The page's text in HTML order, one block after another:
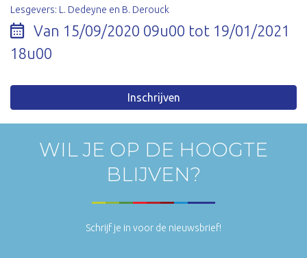
Lesgevers: L. Dedeyne en B. Derouck
Van 15/09/2020 09u00 tot 19/01/2021
18u00
Inschrijven
WIL JE OP DE HOOGTE
BLIJVEN?
Schrijf je in voor de nieuwsbrief!